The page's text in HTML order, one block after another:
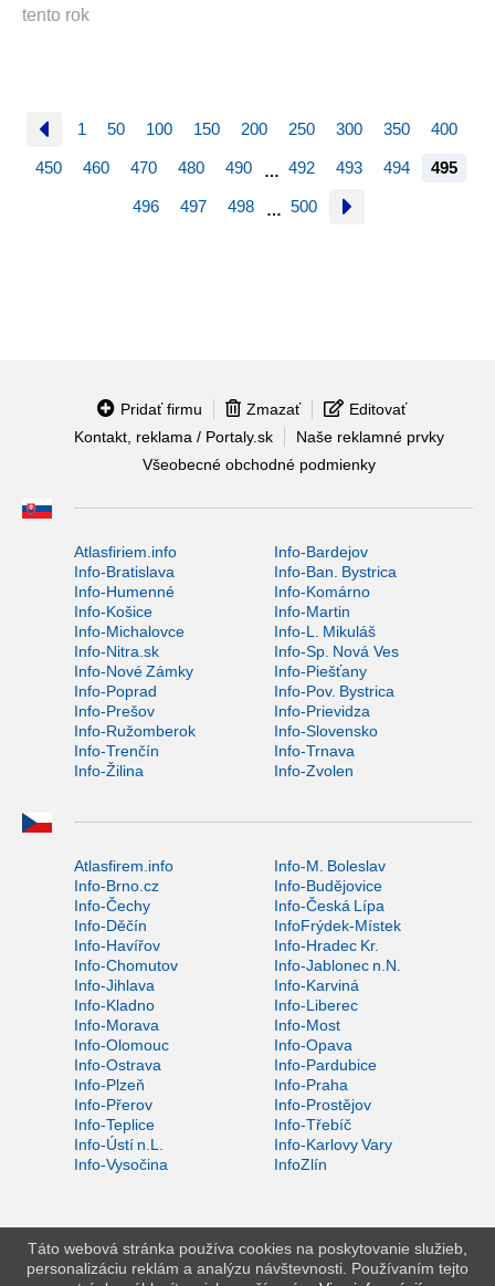
tento rok
1 50 100 150 200 250 300 350 400
450 460 470 480 490 … 492 493 494 495
496 497 498 … 500
Pridať firmu Zmazať
Editovať
Kontakt, reklama / Portaly.sk
Naše reklamné prvky
Všeobecné obchodné podmienky
Atlasfiriem.info
Info-Bardejov
Info-Bratislava
Info-Ban. Bystrica
Info-Humenné
Info-Komárno
Info-Košice
Info-Martin
Info-Michalovce
Info-L. Mikuláš
Info-Nitra.sk
Info-Sp. Nová Ves
Info-Nové Zámky
Info-Piešťany
Info-Poprad
Info-Pov. Bystrica
Info-Prešov
Info-Prievidza
Info-Ružomberok
Info-Slovensko
Info-Trenčín
Info-Trnava
Info-Žilina
Info-Zvolen
Atlasfirem.info
Info-M. Boleslav
Info-Brno.cz
Info-Budějovice
Info-Čechy
Info-Česká Lípa
Info-Děčín
InfoFrýdek-Místek
Info-Havířov
Info-Hradec Kr.
Info-Chomutov
Info-Jablonec n.N.
Info-Jihlava
Info-Karviná
Info-Kladno
Info-Liberec
Info-Morava
Info-Most
Info-Olomouc
Info-Opava
Info-Ostrava
Info-Pardubice
Info-Plzeň
Info-Praha
Info-Přerov
Info-Prostějov
Info-Teplice
Info-Třebíč
Info-Ústí n.L.
Info-Karlovy Vary
Info-Vysočina
InfoZlín
Táto webová stránka používa cookies na poskytovanie služieb,
personalizáciu reklám a analýzu návštevnosti. Používaním tejto